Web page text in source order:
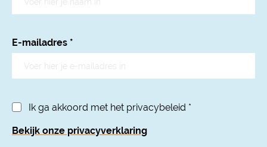
E-mailadres *
Ik ga akkoord met het privacybeleid *
Bekijk onze privacyverklaring